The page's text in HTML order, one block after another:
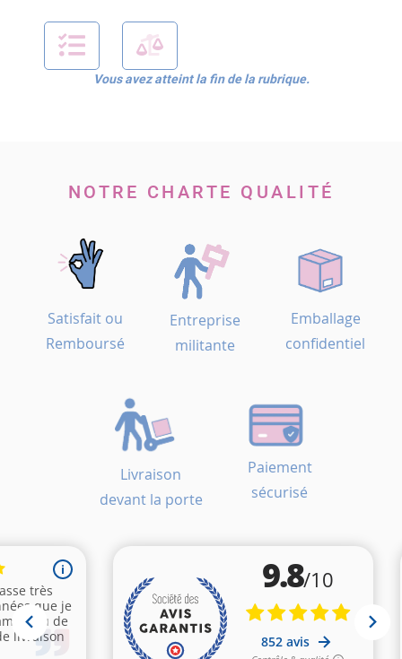
Vous avez atteint la fin de la rubrique.
NOTRE CHARTE QUALITÉ
Satisfait ou
Remboursé
Entreprise
militante
Emballage
confidentiel
Livraison
devant la porte
Paiement
sécurisé